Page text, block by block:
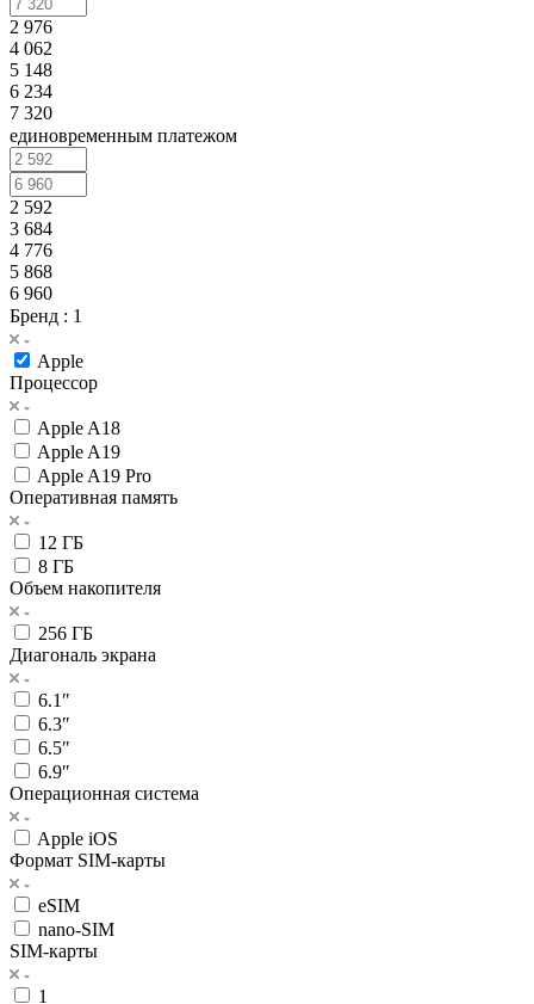
2 976
4 062
5 148
6 234
7 320
единовременным платежом
2 592
3 684
4 776
5 868
6 960
Бренд : 1
Apple
Процессор
Apple A18
Apple A19
Apple A19 Pro
Оперативная память
12 ГБ
8 ГБ
Объем накопителя
256 ГБ
Диагональ экрана
6.1″
6.3″
6.5″
6.9″
Операционная система
Apple iOS
Формат SIM-карты
eSIM
nano-SIM
SIM-карты
1